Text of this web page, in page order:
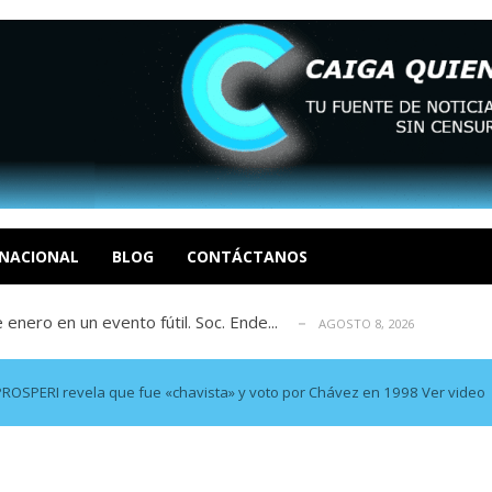
BLOG CONTÁCTANOS
R AGOSTO 8, 2026
Realpolitik y el Desmante... AGOSTO 8, 2026
García AGOSTO 7, 2026
en un evento fútil. Soc. Ende...
Luis Centeno S AGOSTO 8, 2026
R AGOSTO 8, 2026
Realpolitik y el Desmante... AGOSTO 8, 2026
García AGOSTO 7, 2026
revela que fue «chavista» y voto por Chávez en 1998 Ver video